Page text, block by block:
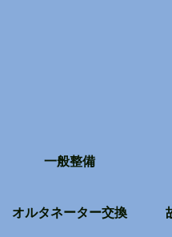
一般整備
オルタネーター交換